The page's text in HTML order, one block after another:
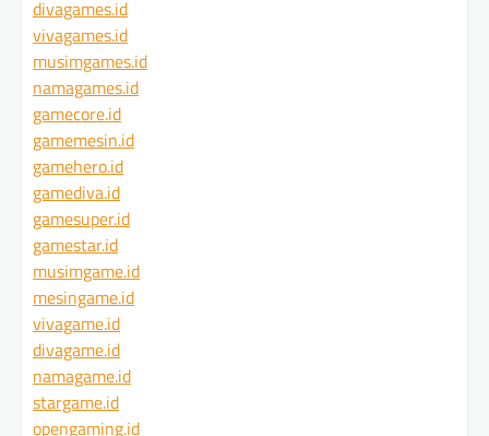
divagames.id
vivagames.id
musimgames.id
namagames.id
gamecore.id
gamemesin.id
gamehero.id
gamediva.id
gamesuper.id
gamestar.id
musimgame.id
mesingame.id
vivagame.id
divagame.id
namagame.id
stargame.id
opengaming.id